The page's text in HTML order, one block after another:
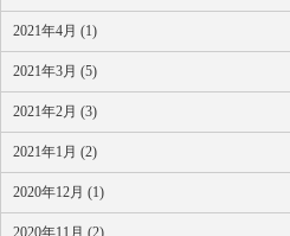
2021年4月 (1)
2021年3月 (5)
2021年2月 (3)
2021年1月 (2)
2020年12月 (1)
2020年11月 (2)